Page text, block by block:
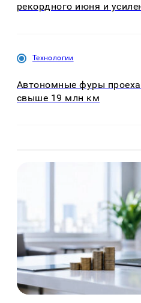
рекордного июня и
Технологии
Автономные фуры
свыше 19 млн км